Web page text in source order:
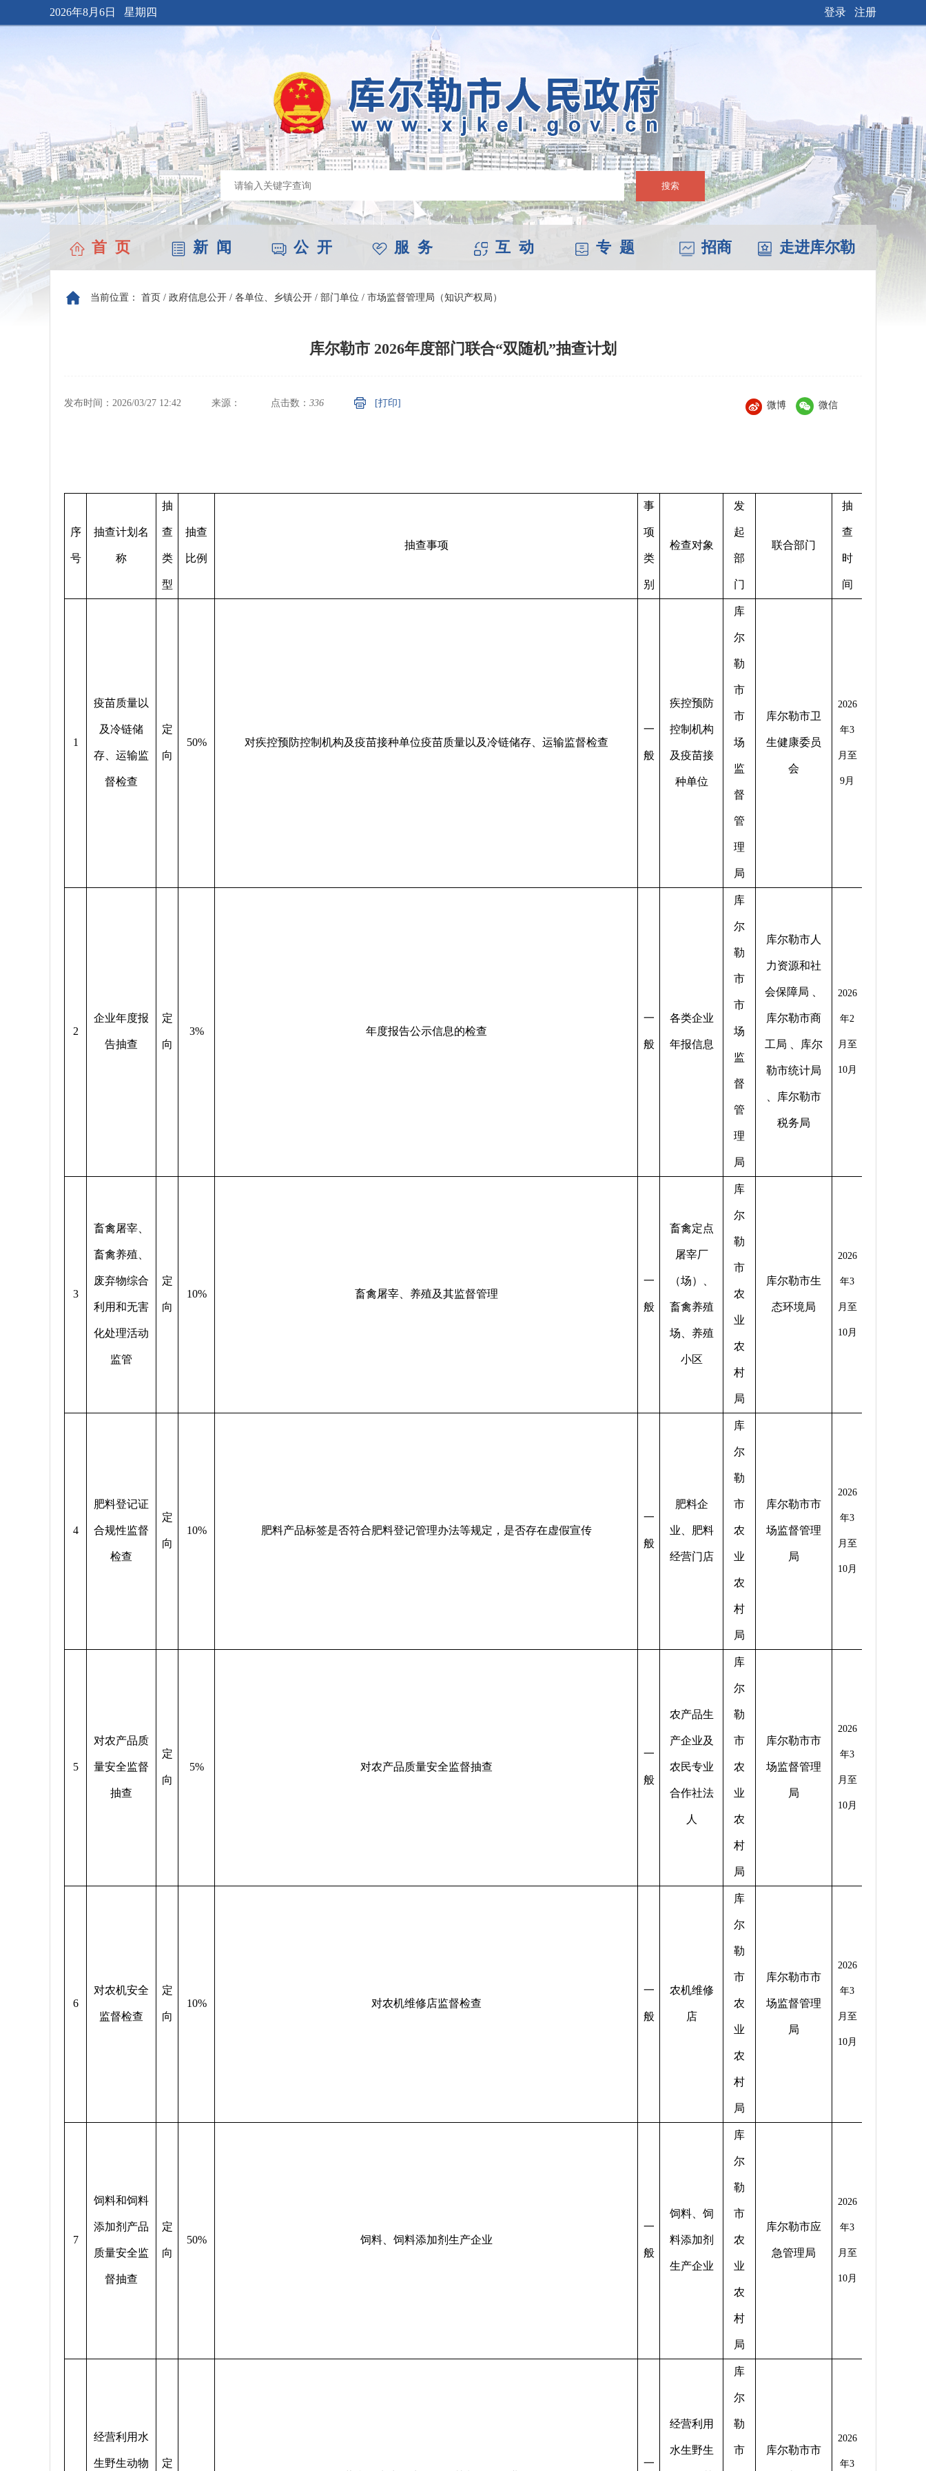
2026年8月6日 星期四 登录 注册
搜索
首 页 新 闻 公 开 服 务 互 动 专 题 招商 走进库尔勒
当前位置： 首页 / 政府信息公开 / 各单位、乡镇公开 / 部门单位 / 市场监督管理局（知识产权局）
库尔勒市 2026年度部门联合“双随机”抽查计划
发布时间：2026/03/27 12:42 来源： 点击数： 336 [打印] 微博 微信
序
号
抽查计划名
称
抽
查
类
型
抽查
比例
抽查事项
事
项
类
别
检查对象
发
起
部
门
联合部门
抽
查
时
间
1
疫苗质量以
及冷链储
存、运输监
督检查
定
向
50% 对疾控预防控制机构及疫苗接种单位疫苗质量以及冷链储存、运输监督检查
一
般
疾控预防
控制机构
及疫苗接
种单位
库
尔
勒
市
市
场
监
督
管
理
局
库尔勒市卫
生健康委员
会
2026
年3
月至
9月
2
企业年度报
告抽查
定
向
3% 年度报告公示信息的检查
一
般
各类企业
年报信息
库
尔
勒
市
市
场
监
督
管
理
局
库尔勒市人
力资源和社
会保障局 、
库尔勒市商
工局 、库尔
勒市统计局
、库尔勒市
税务局
2026
年2
月至
10月
3
畜禽屠宰、
畜禽养殖、
废弃物综合
利用和无害
化处理活动
监管
定
向
10% 畜禽屠宰、养殖及其监督管理
一
般
畜禽定点
屠宰厂
（场）、
畜禽养殖
场、养殖
小区
库
尔
勒
市
农
业
农
村
局
库尔勒市生
态环境局
2026
年3
月至
10月
4
肥料登记证
合规性监督
检查
定
向
10% 肥料产品标签是否符合肥料登记管理办法等规定，是否存在虚假宣传
一
般
肥料企
业、肥料
经营门店
库
尔
勒
市
农
业
农
村
局
库尔勒市市
场监督管理
局
2026
年3
月至
10月
5
对农产品质
量安全监督
抽查
定
向
5% 对农产品质量安全监督抽查
一
般
农产品生
产企业及
农民专业
合作社法
人
库
尔
勒
市
农
业
农
村
局
库尔勒市市
场监督管理
局
2026
年3
月至
10月
6
对农机安全
监督检查
定
向
10% 对农机维修店监督检查
一
般
农机维修
店
库
尔
勒
市
农
业
农
村
局
库尔勒市市
场监督管理
局
2026
年3
月至
10月
7
饲料和饲料
添加剂产品
质量安全监
督抽查
定
向
50% 饲料、饲料添加剂生产企业
一
般
饲料、饲
料添加剂
生产企业
库
尔
勒
市
农
业
农
村
局
库尔勒市应
急管理局
2026
年3
月至
10月
经营利用水
生野生动物
定
一
经营利用
水生野生
库
尔
勒
市 库尔勒市市
2026
年3